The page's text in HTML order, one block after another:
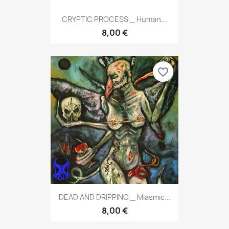
CRYPTIC PROCESS _ Human...
8,00 €
DEAD AND DRIPPING _ Miasmic...
8,00 €
favorite_border